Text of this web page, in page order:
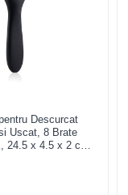
Descurcat
Uscat, 8 Brate
24.5 x 4.5 x 2 cm,